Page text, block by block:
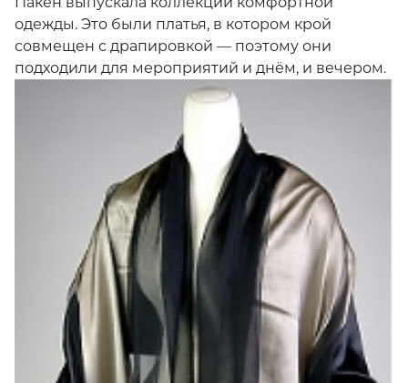
Пакен выпускала коллекции комфортной
одежды. Это были платья, в котором крой
совмещен с драпировкой — поэтому они
подходили для мероприятий и днём, и вечером.